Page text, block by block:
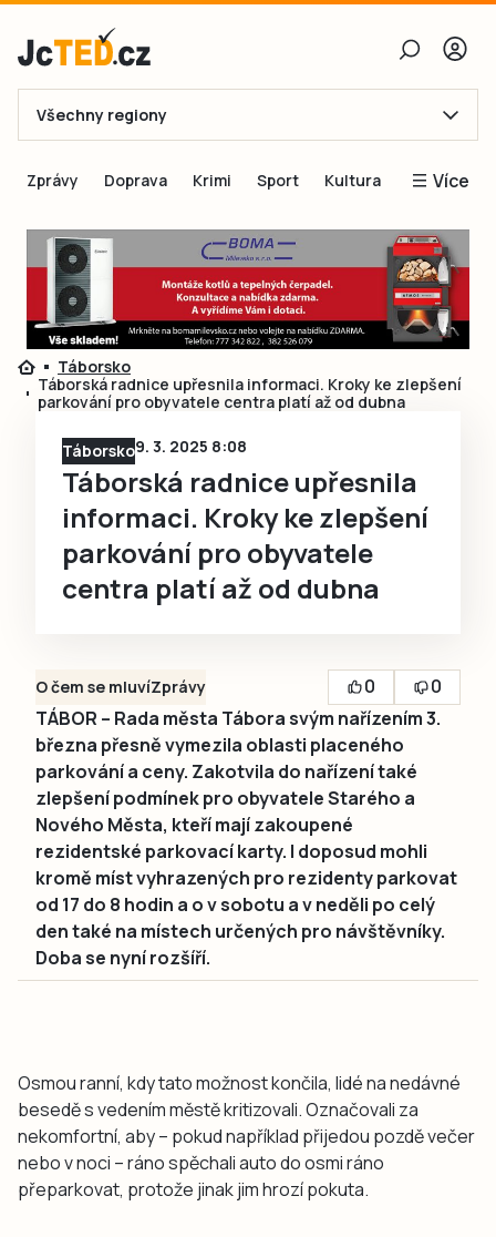
E-mail
Obnovit heslo
Přihlásit se
Ještě nemám účet, chci se
Všechny regiony
Zprávy Doprava Krimi Sport Kultura Více
Blogy
Inspirace
Čtenáři píší
Speciální přílohy
Táborsko
Táborská radnice upřesnila informaci. Kroky ke zlepšení
parkování pro obyvatele centra platí až od dubna
Táborsko9. 3. 2025 8:08
Táborská radnice upřesnila
informaci. Kroky ke zlepšení
parkování pro obyvatele
centra platí až od dubna
O čem se mluvíZprávy 0
0
TÁBOR – Rada města Tábora svým nařízením 3.
března přesně vymezila oblasti placeného
parkování a ceny. Zakotvila do nařízení také
zlepšení podmínek pro obyvatele Starého a
Nového Města, kteří mají zakoupené
rezidentské parkovací karty. I doposud mohli
kromě míst vyhrazených pro rezidenty parkovat
od 17 do 8 hodin a o v sobotu a v neděli po celý
den také na místech určených pro návštěvníky.
Doba se nyní rozšíří.
Osmou ranní, kdy tato možnost končila, lidé na nedávné
besedě s vedením městě kritizovali. Označovali za
nekomfortní, aby – pokud například přijedou pozdě večer
nebo v noci – ráno spěchali auto do osmi ráno
přeparkovat, protože jinak jim hrozí pokuta.